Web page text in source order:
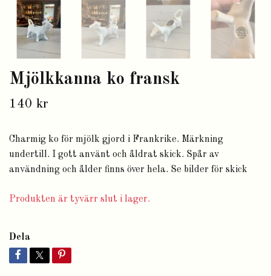
Mjölkkanna ko fransk
140 kr
Charmig ko för mjölk gjord i Frankrike. Märkning
undertill. I gott använt och åldrat skick. Spår av
användning och ålder finns över hela. Se bilder för skick
Produkten är tyvärr slut i lager.
Dela